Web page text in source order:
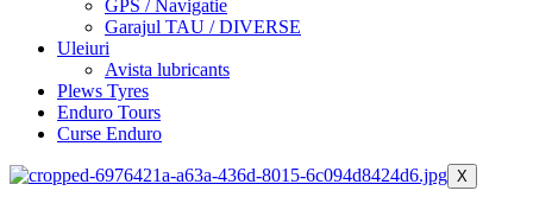
GPS / Navigatie
Garajul TAU / DIVERSE
Uleiuri
Avista lubricants
Plews Tyres
Enduro Tours
Curse Enduro
X